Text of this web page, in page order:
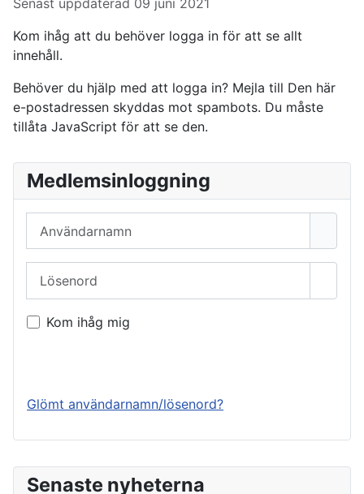
Senaste nyheterna
Senast uppdaterad 09 juni 2021
Kom ihåg att du behöver logga in för att se allt
innehåll.
Behöver du hjälp med att logga in? Mejla till Den här
e-postadressen skyddas mot spambots. Du måste
tillåta JavaScript för att se den.
Medlemsinloggning
Kom ihåg mig
Glömt användarnamn/lösenord?